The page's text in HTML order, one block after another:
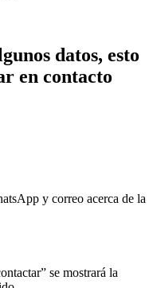
datos, esto
en contacto
y correo acerca de la
se mostrará la